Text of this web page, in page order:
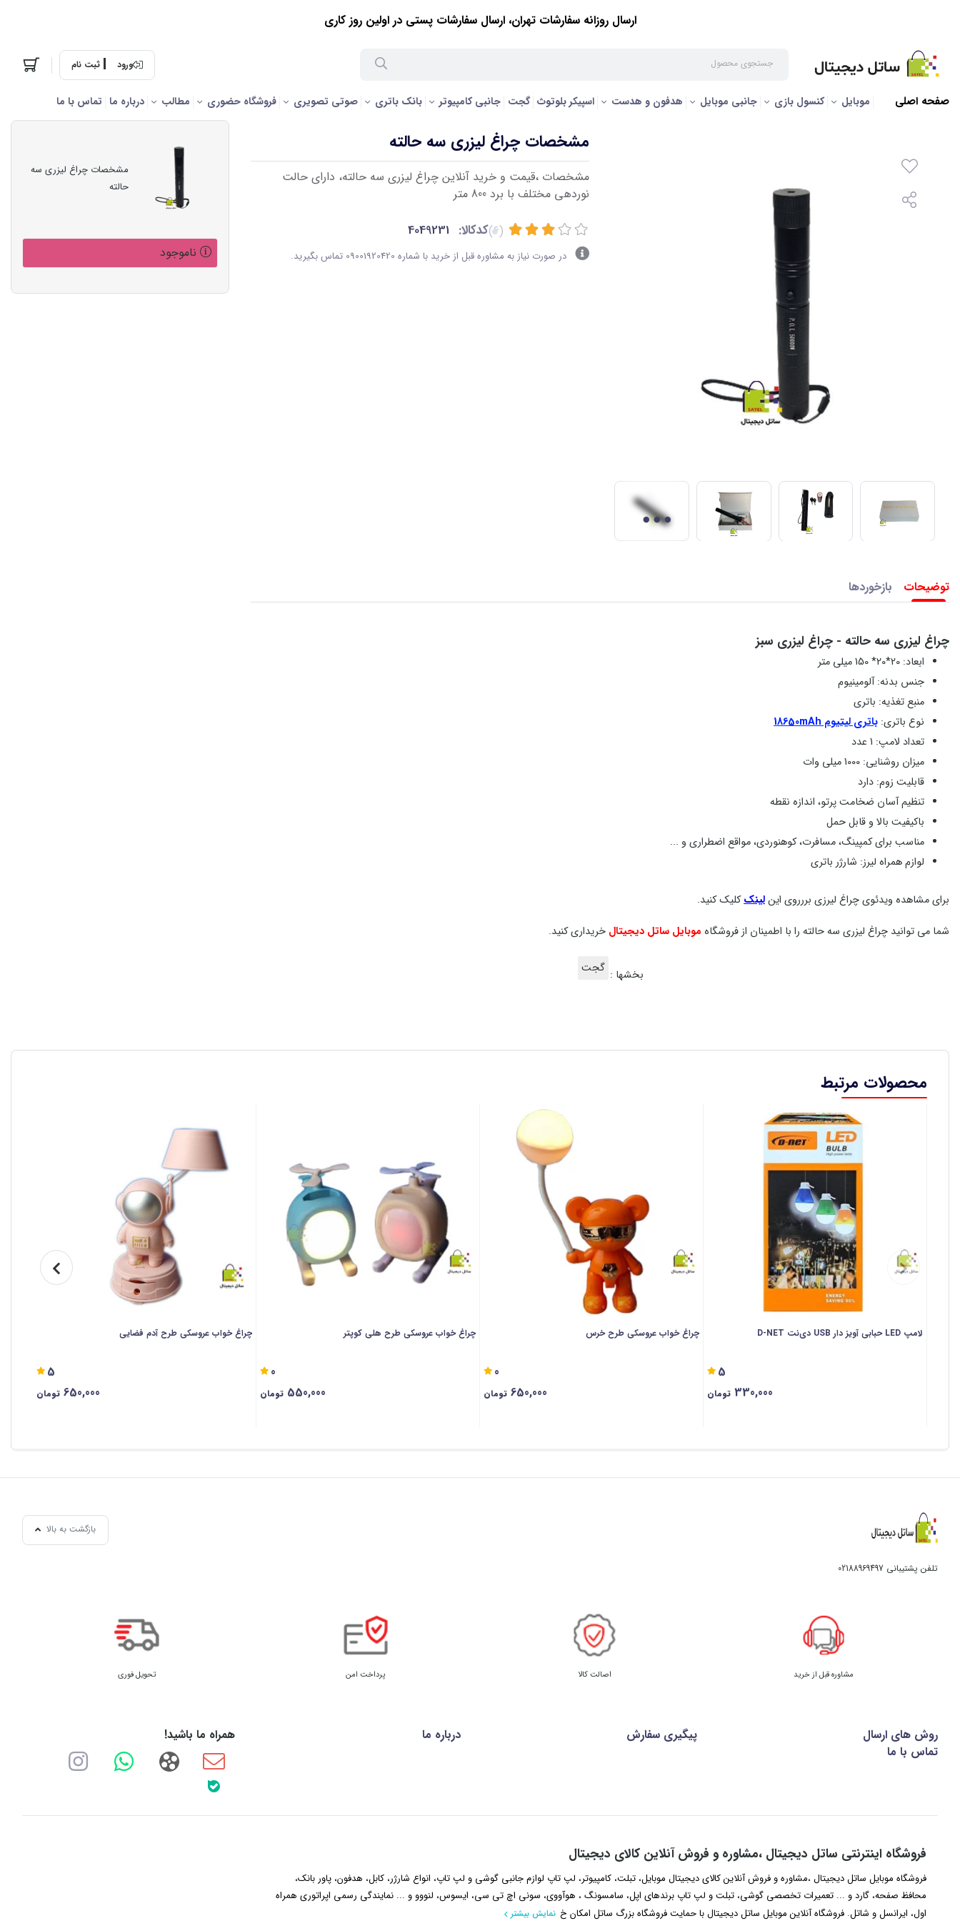
ارسال روزانه سفارشات تهران، ارسال سفارشات پستی در اولین روز کاری
ورود ثبت نام
صفحه اصلی موبایل کنسول بازی جانبی موبایل هدفون و هدست اسپیکر بلوتوث گجت جانبی کامپیوتر بانک باتری صوتی تصویری فروشگاه حضوری مطالب درباره ما تماس با ما صفحه اصلی گجت / مشخصات چراغ لیزری سه حالته
مشخصات چراغ لیزری سه حالته
مشخصات ،قیمت و خرید آنلاین چراغ لیزری سه حالته، دارای حالت
نوردهی مختلف با برد 800 متر
(6) کدکالا: 4049231
در صورت نیاز به مشاوره قبل از خرید با شماره 09001920420 تماس بگیرید.
توضیحات بازخوردها
چراغ لیزری سه حالته - چراغ لیزری سبز
ابعاد: 20*20* 150 میلی متر
جنس بدنه: آلومینیوم
منبع تغذیه: باتری
نوع باتری: باتریلیتیوم 18650mAh
تعداد لامپ: 1 عدد
میزان روشنایی: 1000 میلی وات
قابلیت زوم: دارد
تنظیم آسان ضخامت پرتو، اندازه نقطه
باکیفیت بالا و قابل حمل
مناسب برای کمپینگ، مسافرت، کوهنوردی، مواقع اضطراری و ...
لوازم همراه لیرز: شارژر باتری
برای مشاهده ویدئوی چراغ لیرزی بررروی اینلینککلیک کنید.
شما می توانید چراغ لیزری سه حالته را با اطمینان از فروشگاه موبایل ساتل دیجیتال خریداری کنید.
بخشها : گجت
مشخصات چراغ لیزری سه
حالته
ناموجود
محصولات مرتبط
لامپ LED حبابی آویز دار USB دی‌نت D-NET
5
330,000 تومان
چراغ خواب عروسکی طرح خرس
0
650,000 تومان
چراغ خواب عروسکی طرح هلی کوپتر
0
550,000 تومان
چراغ خواب عروسکی طرح آدم فضایی
5
650,000 تومان
بازگشت به بالا
تلفن پشتیبانی 02188969497
مشاوره قبل از خرید اصالت کالا پرداخت امن تحویل فوری
روش های ارسال پیگیری سفارش
درباره ما
تماس با ما
همراه ما باشید!
فروشگاه اینترنتی ساتل دیجیتال ،مشاوره و فروش آنلاین کالای دیجیتال
فروشگاه موبایل ساتل دیجیتال ،مشاوره و فروش آنلاین کالای دیجیتال موبایل، تبلت، کامپیوتر، لپ تاپ لوازم جانبی گوشی و لپ تاپ، انواع شارژر، کابل، هدفون، پاور بانک،
محافظ صفحه، گارد و ... تعمیرات تخصصی گوشی، تبلت و لپ تاپ برندهای اپل، سامسونگ ، هوآووی، سونی اچ تی سی، ایسوس، لنووو و ... نمایندگی رسمی اپراتوری همراه
اول، ایرانسل و شاتل. فروشگاه آنلاین موبایل ساتل دیجیتال با حمایت فروشگاه بزرگ ساتل امکان خ نمایش بیشتر